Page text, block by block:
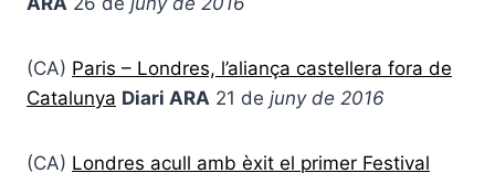
(CA) Paris – Londres, l’aliança castellera fora de
Catalunya Diari ARA 21 de juny de 2016
(CA) Londres acull amb èxit el primer Festival